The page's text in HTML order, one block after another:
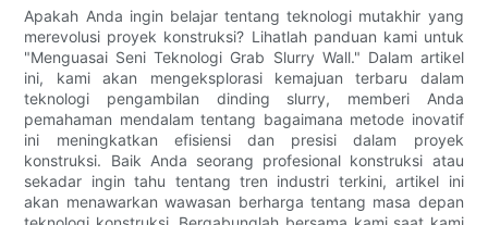
Apakah Anda ingin belajar tentang teknologi mutakhir yang
merevolusi proyek konstruksi? Lihatlah panduan kami untuk
"Menguasai Seni Teknologi Grab Slurry Wall." Dalam artikel
ini, kami akan mengeksplorasi kemajuan terbaru dalam
teknologi pengambilan dinding slurry, memberi Anda
pemahaman mendalam tentang bagaimana metode inovatif
ini meningkatkan efisiensi dan presisi dalam proyek
konstruksi. Baik Anda seorang profesional konstruksi atau
sekadar ingin tahu tentang tren industri terkini, artikel ini
akan menawarkan wawasan berharga tentang masa depan